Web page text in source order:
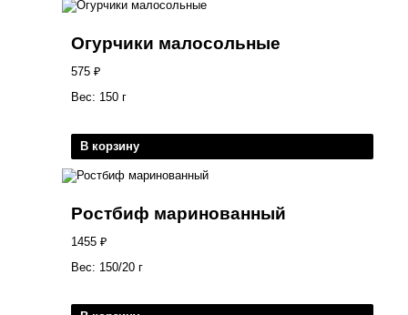
Огурчики малосольные
575 ₽
Вес: 150 г
В корзину
Ростбиф маринованный
1455 ₽
Вес: 150/20 г